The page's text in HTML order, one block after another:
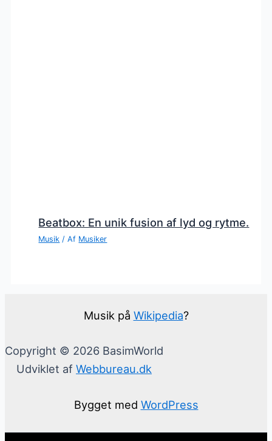
Beatbox: En unik fusion af lyd og rytme.
Musik / Af Musiker
Musik på Wikipedia?
Copyright © 2026 BasimWorld
Udviklet af Webbureau.dk
Bygget med WordPress